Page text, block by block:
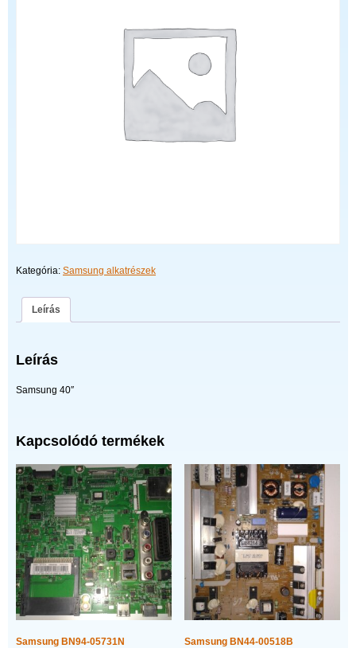
Kategória: Samsung alkatrészek
Leírás
Leírás
Samsung 40″
Kapcsolódó termékek
Samsung BN94-05731N
Samsung BN44-00518B